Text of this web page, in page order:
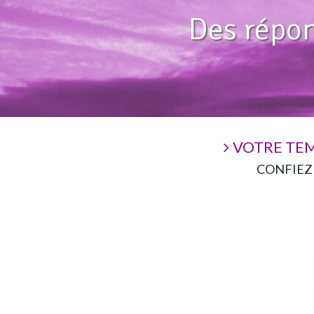
Des
VOTRE
CONFIEZ